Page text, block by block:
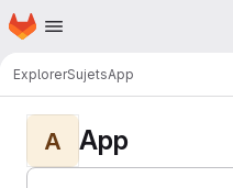
Passer au contenu principal
Page d'accueil
ExplorerSujetsApp
A App